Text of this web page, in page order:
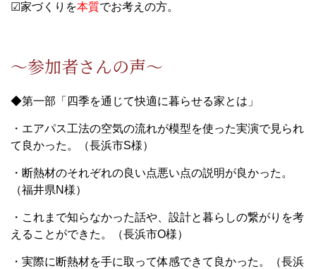
☑家づくりを本質でお考えの方。
～参加者さんの声～
◆第一部「四季を通じて快適に暮らせる家とは」
・エアパス工法の空気の流れが模型を使った実演で見られ
て良かった。（長浜市S様）
・断熱材のそれぞれの良い点悪い点の説明が良かった。
（福井県N様）
・これまで知らなかった話や、設計と暮らしの繋がりを考
えることができた。（長浜市O様）
・実際に断熱材を手に取って体感できて良かった。（長浜